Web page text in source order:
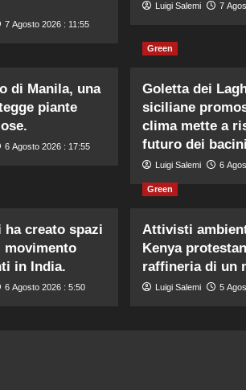
7 Agosto 2026 : 11:55
Luigi Salemi 7
di Manila, una
piante
6 Agosto 2026 : 17:55
Green
Goletta dei
siciliane
clima mette a
futuro dei bacini
Luigi Salemi 6
ha creato spazi
in India.
6 Agosto 2026 : 5:50
Green
Attivisti
Kenya
raffineria di un
Luigi Salemi 5